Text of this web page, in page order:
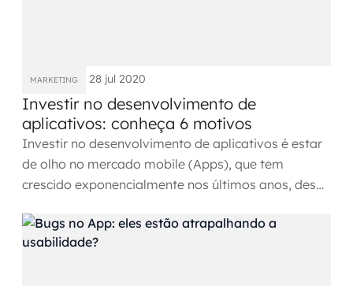
MARKETING 28 jul 2020
Investir no desenvolvimento de
aplicativos: conheça 6 motivos
Investir no desenvolvimento de aplicativos é estar
de olho no mercado mobile (Apps), que tem
crescido exponencialmente nos últimos anos, desde